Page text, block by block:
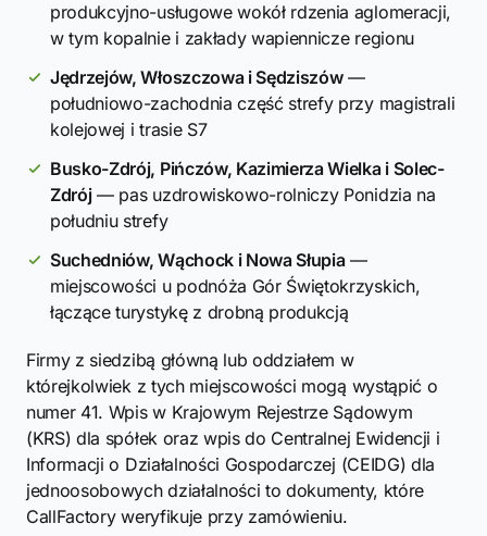
produkcyjno-usługowe wokół rdzenia aglomeracji,
w tym kopalnie i zakłady wapiennicze regionu
Jędrzejów, Włoszczowa i Sędziszów—
południowo-zachodnia część strefy przy magistrali
kolejowej i trasie S7
Busko-Zdrój, Pińczów, Kazimierza Wielka i Solec-
Zdrój— pas uzdrowiskowo-rolniczy Ponidzia na
południu strefy
Suchedniów, Wąchock i Nowa Słupia—
miejscowości u podnóża Gór Świętokrzyskich,
łączące turystykę z drobną produkcją
Firmy z siedzibą główną lub oddziałem w
którejkolwiek z tych miejscowości mogą wystąpić o
numer 41. Wpis w Krajowym Rejestrze Sądowym
(KRS) dla spółek oraz wpis do Centralnej Ewidencji i
Informacji o Działalności Gospodarczej (CEIDG) dla
jednoosobowych działalności to dokumenty, które
CallFactory weryfikuje przy zamówieniu.